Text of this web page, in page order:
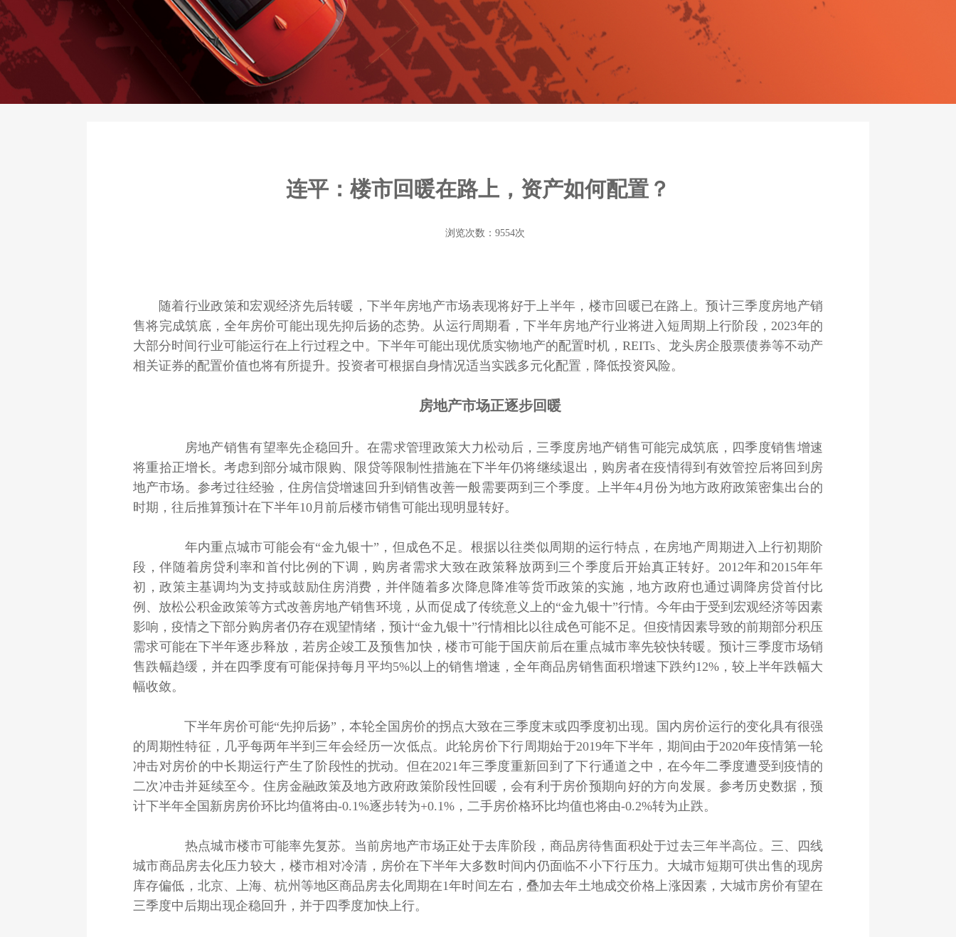
连平：楼市回暖在路上，资产如何配置？
浏览次数： 9554次
随着行业政策和宏观经济先后转暖，下半年房地产市场表现将好于上半年，楼市回暖已在路上。预计三季度房地产销
售将完成筑底，全年房价可能出现先抑后扬的态势。从运行周期看，下半年房地产行业将进入短周期上行阶段，2023年的
大部分时间行业可能运行在上行过程之中。下半年可能出现优质实物地产的配置时机，REITs、龙头房企股票债券等不动产
相关证券的配置价值也将有所提升。投资者可根据自身情况适当实践多元化配置，降低投资风险。
房地产市场正逐步回暖
房地产销售有望率先企稳回升。在需求管理政策大力松动后，三季度房地产销售可能完成筑底，四季度销售增速
将重拾正增长。考虑到部分城市限购、限贷等限制性措施在下半年仍将继续退出，购房者在疫情得到有效管控后将回到房
地产市场。参考过往经验，住房信贷增速回升到销售改善一般需要两到三个季度。上半年4月份为地方政府政策密集出台的
时期，往后推算预计在下半年10月前后楼市销售可能出现明显转好。
年内重点城市可能会有“金九银十”，但成色不足。根据以往类似周期的运行特点，在房地产周期进入上行初期阶
段，伴随着房贷利率和首付比例的下调，购房者需求大致在政策释放两到三个季度后开始真正转好。2012年和2015年年
初，政策主基调均为支持或鼓励住房消费，并伴随着多次降息降准等货币政策的实施，地方政府也通过调降房贷首付比
例、放松公积金政策等方式改善房地产销售环境，从而促成了传统意义上的“金九银十”行情。今年由于受到宏观经济等因素
影响，疫情之下部分购房者仍存在观望情绪，预计“金九银十”行情相比以往成色可能不足。但疫情因素导致的前期部分积压
需求可能在下半年逐步释放，若房企竣工及预售加快，楼市可能于国庆前后在重点城市率先较快转暖。预计三季度市场销
售跌幅趋缓，并在四季度有可能保持每月平均5%以上的销售增速，全年商品房销售面积增速下跌约12%，较上半年跌幅大
幅收敛。
下半年房价可能“先抑后扬”，本轮全国房价的拐点大致在三季度末或四季度初出现。国内房价运行的变化具有很强
的周期性特征，几乎每两年半到三年会经历一次低点。此轮房价下行周期始于2019年下半年，期间由于2020年疫情第一轮
冲击对房价的中长期运行产生了阶段性的扰动。但在2021年三季度重新回到了下行通道之中，在今年二季度遭受到疫情的
二次冲击并延续至今。住房金融政策及地方政府政策阶段性回暖，会有利于房价预期向好的方向发展。参考历史数据，预
计下半年全国新房房价环比均值将由-0.1%逐步转为+0.1%，二手房价格环比均值也将由-0.2%转为止跌。
热点城市楼市可能率先复苏。当前房地产市场正处于去库阶段，商品房待售面积处于过去三年半高位。三、四线
城市商品房去化压力较大，楼市相对冷清，房价在下半年大多数时间内仍面临不小下行压力。大城市短期可供出售的现房
库存偏低，北京、上海、杭州等地区商品房去化周期在1年时间左右，叠加去年土地成交价格上涨因素，大城市房价有望在
三季度中后期出现企稳回升，并于四季度加快上行。